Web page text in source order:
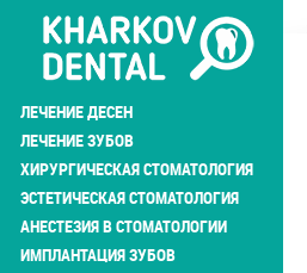
Перейти
основному
содержанию
ЛЕЧЕНИЕ ДЕСЕН
ЛЕЧЕНИЕ ЗУБОВ
ХИРУРГИЧЕСКАЯ СТОМАТОЛОГИЯ
ЭСТЕТИЧЕСКАЯ СТОМАТОЛОГИЯ
АНЕСТЕЗИЯ В СТОМАТОЛОГИИ
ИМПЛАНТАЦИЯ ЗУБОВ